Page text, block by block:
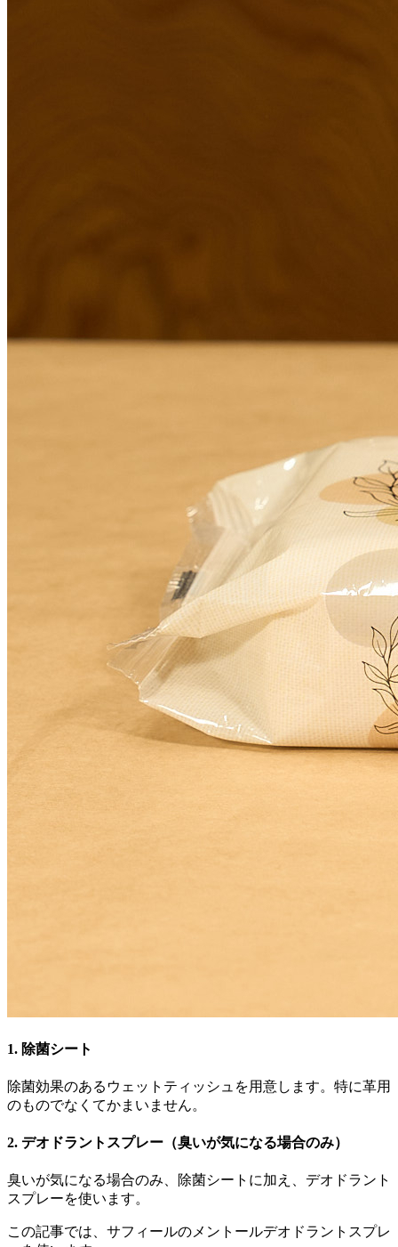
1. 除菌シート
除菌効果のあるウェットティッシュを用意します。特に革用
のものでなくてかまいません。
2. デオドラントスプレー（臭いが気になる場合のみ）
臭いが気になる場合のみ、除菌シートに加え、デオドラント
スプレーを使います。
この記事では、サフィールのメントールデオドラントスプレ